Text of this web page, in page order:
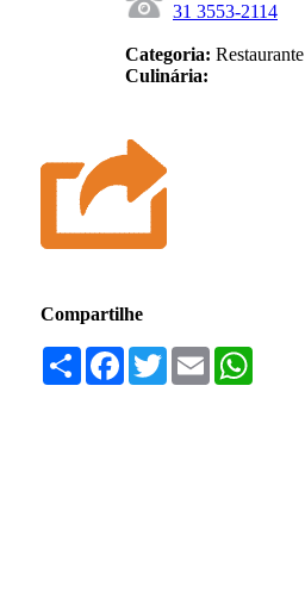
31 3553-2114
Categoria: Restaurante
Culinária:
Compartilhe
Compartilhar
Facebook
TwitterEmail